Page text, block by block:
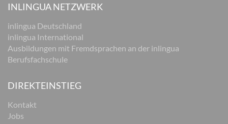
INLINGUA NETZWERK
inlingua Deutschland
inlingua International
Ausbildungen mit Fremdsprachen an der inlingua
Berufsfachschule
DIREKTEINSTIEG
Kontakt
Jobs